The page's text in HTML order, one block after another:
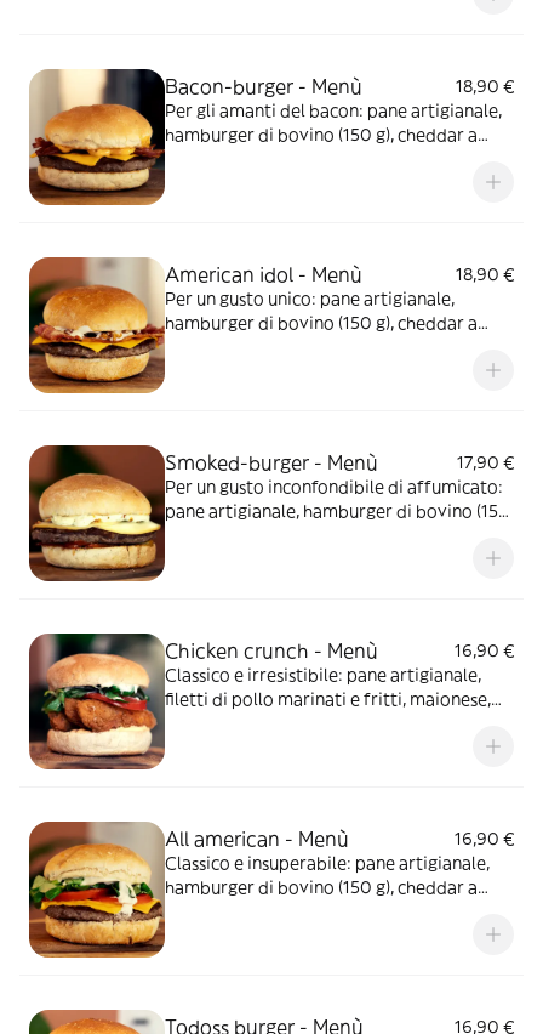
Bacon-burger - Menù
18,90 €
Per gli amanti del bacon: pane artigianale,
hamburger di bovino (150 g), cheddar a
American idol - Menù
18,90 €
Per un gusto unico: pane artigianale,
hamburger di bovino (150 g), cheddar a
Smoked-burger - Menù
17,90 €
Per un gusto inconfondibile di affumicato:
pane artigianale, hamburger di bovino (150
Chicken crunch - Menù
16,90 €
Classico e irresistibile: pane artigianale,
filetti di pollo marinati e fritti, maionese,
All american - Menù
16,90 €
Classico e insuperabile: pane artigianale,
hamburger di bovino (150 g), cheddar a
Todoss burger - Menù 16,90 €